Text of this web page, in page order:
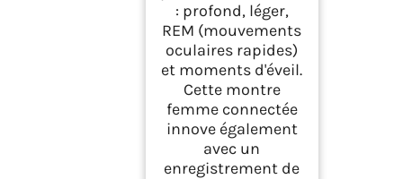
: profond, léger,
REM (mouvements
oculaires rapides)
et moments d'éveil.
Cette montre
femme connectée
innove également
avec un
enregistrement de